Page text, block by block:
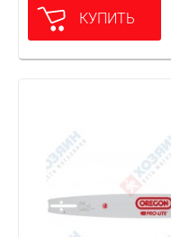
КУПИТЬ